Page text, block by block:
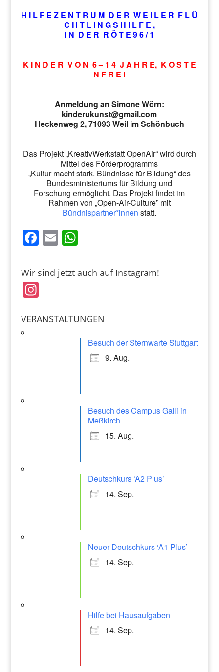
H I L F E Z E N T R U M D E R W E I L E R F L Ü
C H T L I N G S H I L F E ,
I N D E R R Ö T E 9 6 / 1
K I N D E R V O N 6 – 1 4 J A H R E, K O S T E
N F R E I
Anmeldung an Simone Wörn:
kinderukunst@gmail.com
Heckenweg 2, 71093 Weil im Schönbuch
Das Projekt „KreativWerkstatt OpenAir“ wird durch
Mittel des Förderprogramms
„Kultur macht stark. Bündnisse für Bildung“ des
Bundesministeriums für Bildung und
Forschung ermöglicht. Das Projekt findet im
Rahmen von „Open-Air-Culture” mit
Bündnispartner*innen statt.
F
c
e
b
o
E
ai
l
W
at
p
Wir sind jetzt auch auf Instagram!
In
a
VERANSTALTUNGEN
Besuch der Sternwarte Stuttgart
9. Aug.
Besuch des Campus Galli in
Meßkirch
15. Aug.
Deutschkurs ‘A2 Plus’
14. Sep.
Neuer Deutschkurs ‘A1 Plus’
14. Sep.
Hilfe bei Hausaufgaben
14. Sep.